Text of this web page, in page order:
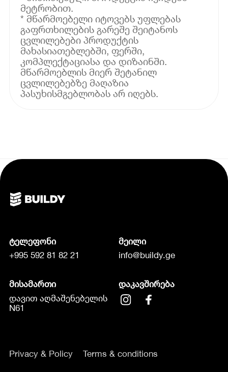
მეტრობით.
* მწარმოებელი იტოვებს უფლებას
გაფრთხილების გარეშე შეიტანოს
ცვლილებები პროდუქტის
მახასიათებლებში, ფერში,
კომპლექტაციასა და დიზაინში.
მწარმოებლის მიერ შეტანილ
ცვლილებებზე მაღაზია
პასუხისმგებლობას არ იღებს.
ტელეფონი
+995 592 81 82 21
მეილი
info@buildy.ge
მისამართი
დავით აღმაშენებელის
N61
დაკავშირება
Privacy & Policy Terms & conditions